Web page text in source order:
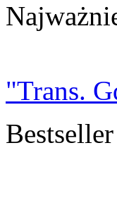
"Trans.